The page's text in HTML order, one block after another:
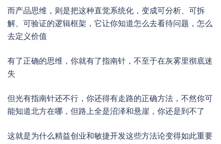
而产品思维，则是把这种直觉系统化，变成可分析、可拆
解、可验证的逻辑框架，它让你知道怎么去看待问题，怎么
去定义价值
有了正确的思维，你就有了指南针，不至于在灰雾里彻底迷
失
但光有指南针还不行，你还得有走路的正确方法，不然你可
能知道北方在哪，但路上全是沼泽和悬崖，你还是到不了
这就是为什么精益创业和敏捷开发这些方法论变得如此重要